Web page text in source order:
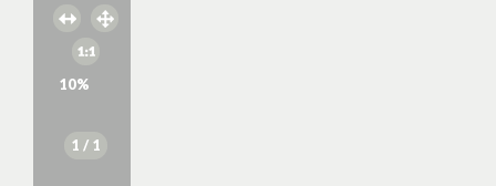
10%
1 / 1